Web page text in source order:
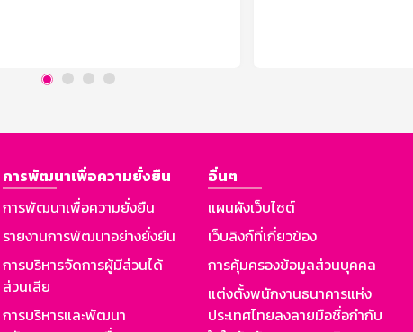
การพัฒนาเพื่อความยั่งยืน
การพัฒนาเพื่อความยั่งยืน
รายงานการพัฒนาอย่างยั่งยืน
การบริหารจัดการผู้มีส่วนได้
ส่วนเสีย
การบริหารและพัฒนา
อื่นๆ
แผนผังเว็บไซต์
เว็บลิงก์ที่เกี่ยวข้อง
การคุ้มครองข้อมูลส่วนบุคคล
แต่งตั้งพนักงานธนาคารแห่ง
ประเทศไทยลงลายมือชื่อกำกับ